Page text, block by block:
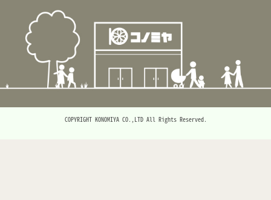
COPYRIGHT KONOMIYA CO.,LTD All Rights Reserved.